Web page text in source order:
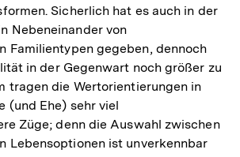
Sicherlich hat es auch in der
Nebeneinander von
Familientypen gegeben, dennoch
in der Gegenwart noch größer zu
tragen die Wertorientierungen in
(und Ehe) sehr viel
Züge; denn die Auswahl zwischen
Lebensoptionen ist unverkennbar